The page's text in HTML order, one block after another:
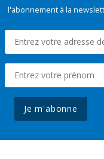
l'abonnement à la
Je m'abonne